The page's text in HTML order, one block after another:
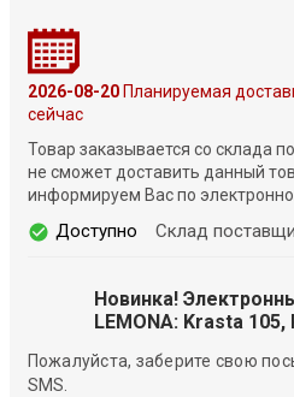
2026-08-20Планируемая
сейчас
Товар заказывается со склада
не сможет доставить данный
информируем Вас по
Доступно Склад
Новинка!
LEMONA: Krasta 105,
Пожалуйста, заберите свою
SMS.